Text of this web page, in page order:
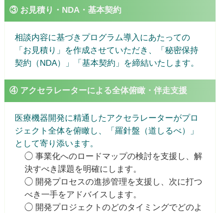
③ お見積り・NDA・基本契約
相談内容に基づきプログラム導入にあたっての
「お見積り」を作成させていただき、「秘密保持
契約（NDA）」「基本契約」を締結いたします。
④ アクセラレーターによる全体俯瞰・伴走支援
医療機器開発に精通したアクセラレーターがプロ
ジェクト全体を俯瞰し、「羅針盤（道しるべ）」
として寄り添います。
◯ 事業化へのロードマップの検討を支援し、解
決すべき課題を明確にします。
◯ 開発プロセスの進捗管理を支援し、次に打つ
べき一手をアドバイスします。
◯ 開発プロジェクトのどのタイミングでどのよ